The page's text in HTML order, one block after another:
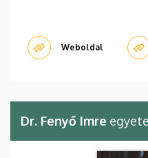
Weboldal
Dr. Fenyő Imre